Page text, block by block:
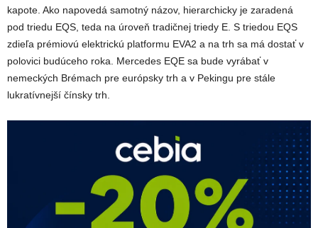
kapote. Ako napovedá samotný názov, hierarchicky je zaradená
pod triedu EQS, teda na úroveň tradičnej triedy E. S triedou EQS
zdieľa prémiovú elektrickú platformu EVA2 a na trh sa má dostať v
polovici budúceho roka. Mercedes EQE sa bude vyrábať v
nemeckých Brémach pre európsky trh a v Pekingu pre stále
lukratívnejší čínsky trh.